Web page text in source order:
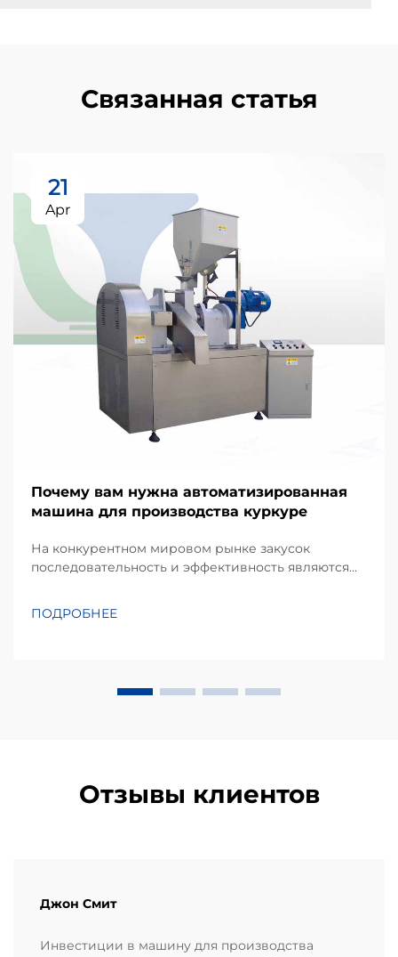
Связанная статья
21
Apr
Почему вам нужна автоматизированная
машина для производства куркуре
На конкурентном мировом рынке закусок
последовательность и эффективность являются
популярный вид экструдированных кукурузных
ПОДРОБНЕЕ
Отзывы клиентов
Джон Смит
Инвестиции в машину для производства